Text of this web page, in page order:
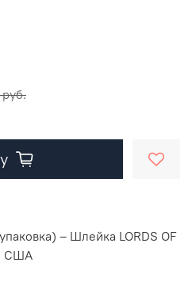
– Шлейка LORDS OF
США